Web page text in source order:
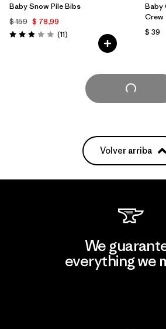
Baby Snow Pile Bibs
$ 159 $ 78,99
Valoración: 2.9 / 5
(11Comentarios
)
Baby
Crew
$ 39
Cargar Más
Volver arriba
We
everything we